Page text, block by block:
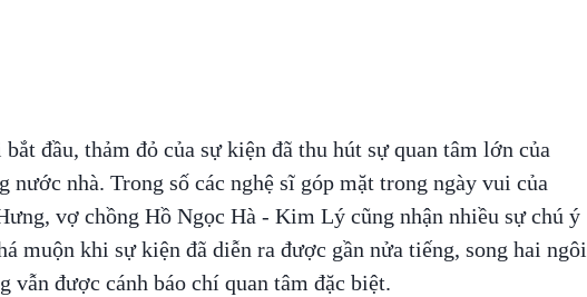
đầu, thảm đỏ của sự kiện đã thu hút sự quan tâm lớn của
nước nhà. Trong số các nghệ sĩ góp mặt trong ngày vui của
vợ chồng Hồ Ngọc Hà - Kim Lý cũng nhận nhiều sự chú ý
muộn khi sự kiện đã diễn ra được gần nửa tiếng, song hai ngôi
vẫn được cánh báo chí quan tâm đặc biệt.